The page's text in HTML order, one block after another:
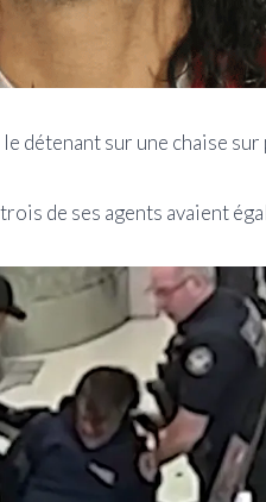
détenant sur une chaise sur
de ses agents avaient